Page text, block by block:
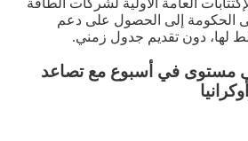
العامة الأولية لشركات الطاقة
الحكومة إلى الحصول على دعم
لها، دون تقديم جدول زمني.
مستوى في أسبوع مع تصاعد